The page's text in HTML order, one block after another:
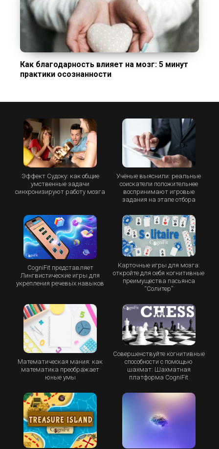
Как благодарность влияет на мозг: 5 минут
практики осознанности
Эффект Судоку: как общие
умственные задачи
синхронизируют работу мозга
Учёные выяснили: реальные
соискатели положительнее
воспринимают игровые
задания на этапе отбора
CogniFit представляет
Лингвистические игры для
укрепления речевых навыков
Карточные игры для мозга:
откройте для себя когнитивные
преимущества пасьянса
“Cолитер”
Математическая мания: как
математика преображает
юные умы
Совершенствуйте когнитивные
способности с помощью
шахмат: Шахматная
платформа CogniFit